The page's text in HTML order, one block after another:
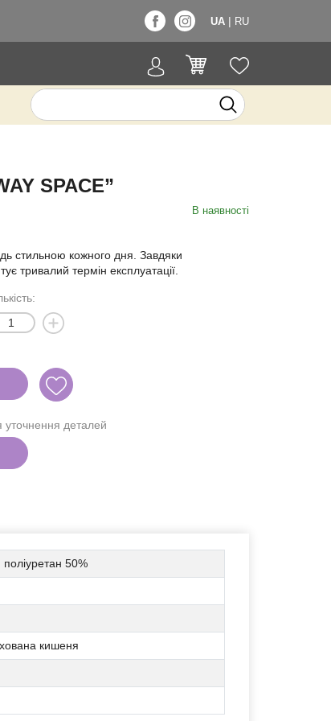
UA | RU
SPACE”
В наявності
стильною кожного дня. Завдяки
тривалий термін експлуатації.
деталей
поліуретан 50%
кишеня